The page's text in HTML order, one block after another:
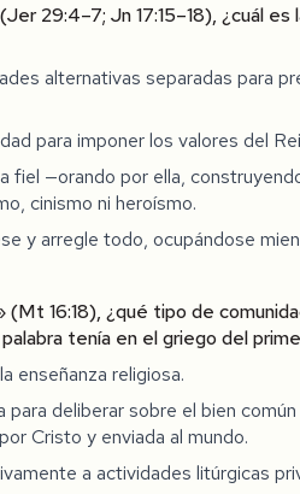
29:4–7; Jn 17:15–18), ¿cuál es
alternativas separadas para
para imponer los valores del
fiel —orando por ella,
cinismo ni heroísmo.
y arregle todo, ocupándose
16:18), ¿qué tipo de
tenía en el griego del
enseñanza religiosa.
deliberar sobre el bien
Cristo y enviada al mundo.
a actividades litúrgicas